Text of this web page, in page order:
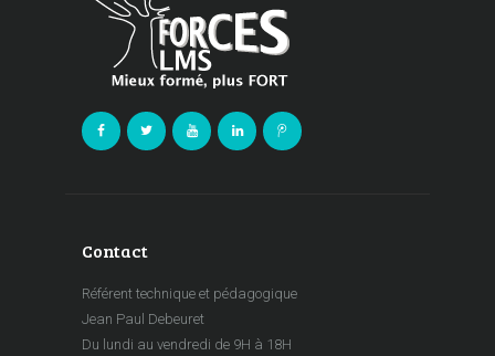
Contact
Référent technique et pédagogique
Jean Paul Debeuret
Du lundi au vendredi de 9H à 18H